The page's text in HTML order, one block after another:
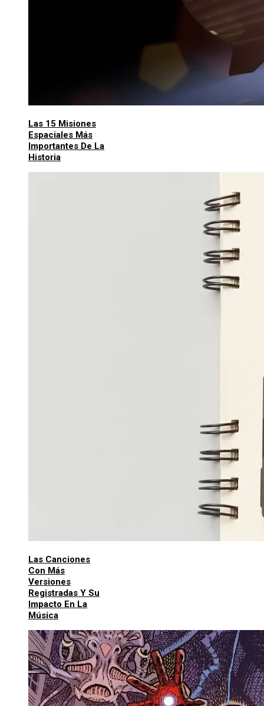
Las 15 Misiones
Espaciales Más
Importantes De La
Historia
Las Canciones
Con Más
Versiones
Registradas Y Su
Impacto En La
Música